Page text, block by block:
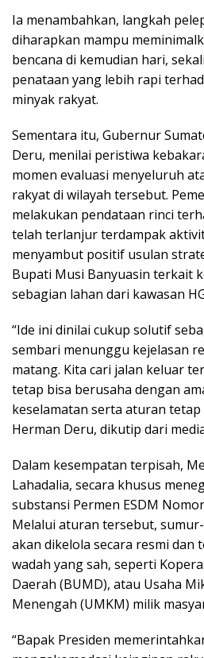
Ia menambahkan, langkah
diharapkan mampu
bencana di kemudian hari,
penataan yang lebih rapi
minyak rakyat.
Sementara itu, Gubernur
Deru, menilai peristiwa
momen evaluasi menyeluruh
rakyat di wilayah tersebut.
melakukan pendataan rinci
telah terlanjur terdampak
menyambut positif usulan
Bupati Musi Banyuasin terkait
sebagian lahan dari kawasan
“Ide ini dinilai cukup solutif
sembari menunggu kejelasan
matang. Kita cari jalan keluar
tetap bisa berusaha dengan
keselamatan serta aturan
Herman Deru, dikutip dari
Dalam kesempatan terpisah,
Lahadalia, secara khusus
substansi Permen ESDM
Melalui aturan tersebut,
akan dikelola secara resmi dan
wadah yang sah, seperti
Daerah (BUMD), atau Usaha
Menengah (UMKM) milik
“Bapak Presiden